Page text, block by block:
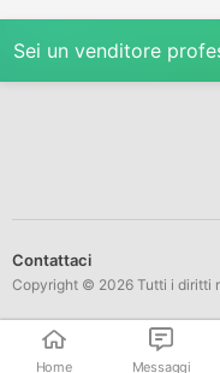
Sei un venditore
Contattaci
Copyright © 2026 Tutti i diritti
Home Messaggi